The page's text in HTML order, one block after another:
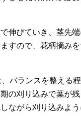
伸びていき、茎先
すので、花柄摘み
バランスを整える
の刈り込みで葉が
ながら刈り込みよ